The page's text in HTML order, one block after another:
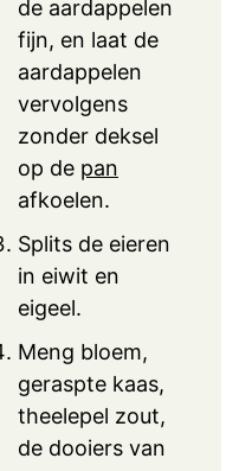
de aardappelen
fijn, en laat de
aardappelen
vervolgens
zonder deksel
op de pan
afkoelen.
Splits de eieren
in eiwit en
eigeel.
Meng bloem,
geraspte kaas,
theelepel zout,
de dooiers van